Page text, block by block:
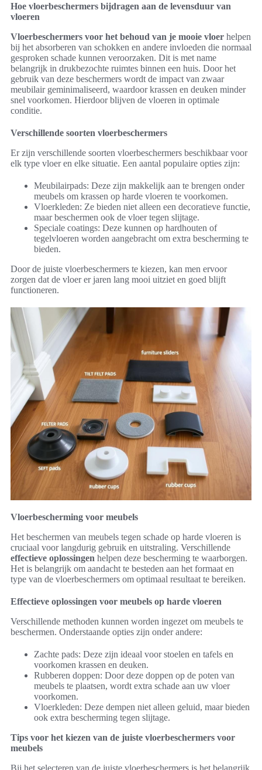
Hoe vloerbeschermers bijdragen aan de levensduur van
vloeren
Vloerbeschermers voor het behoud van je mooie vloer helpen
bij het absorberen van schokken en andere invloeden die normaal
gesproken schade kunnen veroorzaken. Dit is met name
belangrijk in drukbezochte ruimtes binnen een huis. Door het
gebruik van deze beschermers wordt de impact van zwaar
meubilair geminimaliseerd, waardoor krassen en deuken minder
snel voorkomen. Hierdoor blijven de vloeren in optimale
conditie.
Verschillende soorten vloerbeschermers
Er zijn verschillende soorten vloerbeschermers beschikbaar voor
elk type vloer en elke situatie. Een aantal populaire opties zijn:
Meubilairpads: Deze zijn makkelijk aan te brengen onder
meubels om krassen op harde vloeren te voorkomen.
Vloerkleden: Ze bieden niet alleen een decoratieve functie,
maar beschermen ook de vloer tegen slijtage.
Speciale coatings: Deze kunnen op hardhouten of
tegelvloeren worden aangebracht om extra bescherming te
bieden.
Door de juiste vloerbeschermers te kiezen, kan men ervoor
zorgen dat de vloer er jaren lang mooi uitziet en goed blijft
functioneren.
Vloerbescherming voor meubels
Het beschermen van meubels tegen schade op harde vloeren is
cruciaal voor langdurig gebruik en uitstraling. Verschillende
effectieve oplossingen helpen deze bescherming te waarborgen.
Het is belangrijk om aandacht te besteden aan het formaat en
type van de vloerbeschermers om optimaal resultaat te bereiken.
Effectieve oplossingen voor meubels op harde vloeren
Verschillende methoden kunnen worden ingezet om meubels te
beschermen. Onderstaande opties zijn onder andere:
Zachte pads: Deze zijn ideaal voor stoelen en tafels en
voorkomen krassen en deuken.
Rubberen doppen: Door deze doppen op de poten van
meubels te plaatsen, wordt extra schade aan uw vloer
voorkomen.
Vloerkleden: Deze dempen niet alleen geluid, maar bieden
ook extra bescherming tegen slijtage.
Tips voor het kiezen van de juiste vloerbeschermers voor
meubels